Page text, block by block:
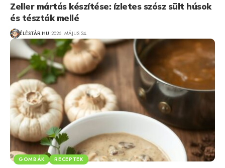
Zeller mártás készítése: ízletes szósz sült húsok
és tészták mellé
ÉLÉSTÁR.HU 2026. MÁJUS 24.
GOMBÁK RECEPTEK